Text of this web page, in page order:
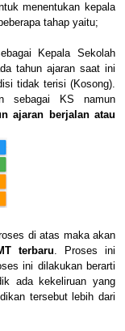
menentukan kepala
tahap yaitu;
Kepala Sekolah
tahun ajaran saat ini
tidak terisi (Kosong).
sebagai KS namun
ajaran berjalan atau
di atas maka akan
terbaru. Proses ini
ini dilakukan berarti
ada kekeliruan yang
tersebut lebih dari